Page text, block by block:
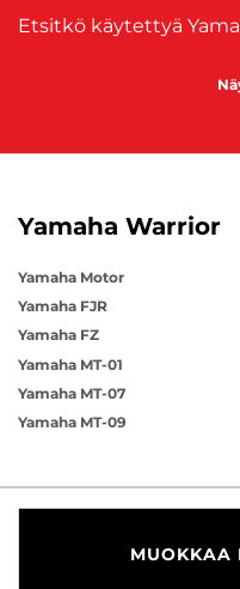
Yamaha Warrior
Yamaha Motor
Yamaha FJR
Yamaha FZ
Yamaha MT-01
Yamaha MT-07
Yamaha MT-09
MUOKKAA